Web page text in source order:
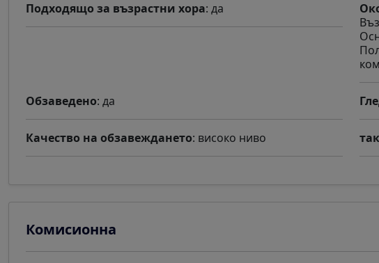
Подходящо за възрастни хора: да
Обзаведено: да
Качество на обзавеждането: високо ниво
Комисионна